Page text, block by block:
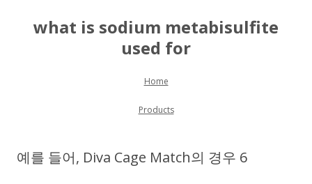
what is sodium metabisulfite
used for
Skip to content
Home
Products
예를 들어, Diva Cage Match의 경우 6